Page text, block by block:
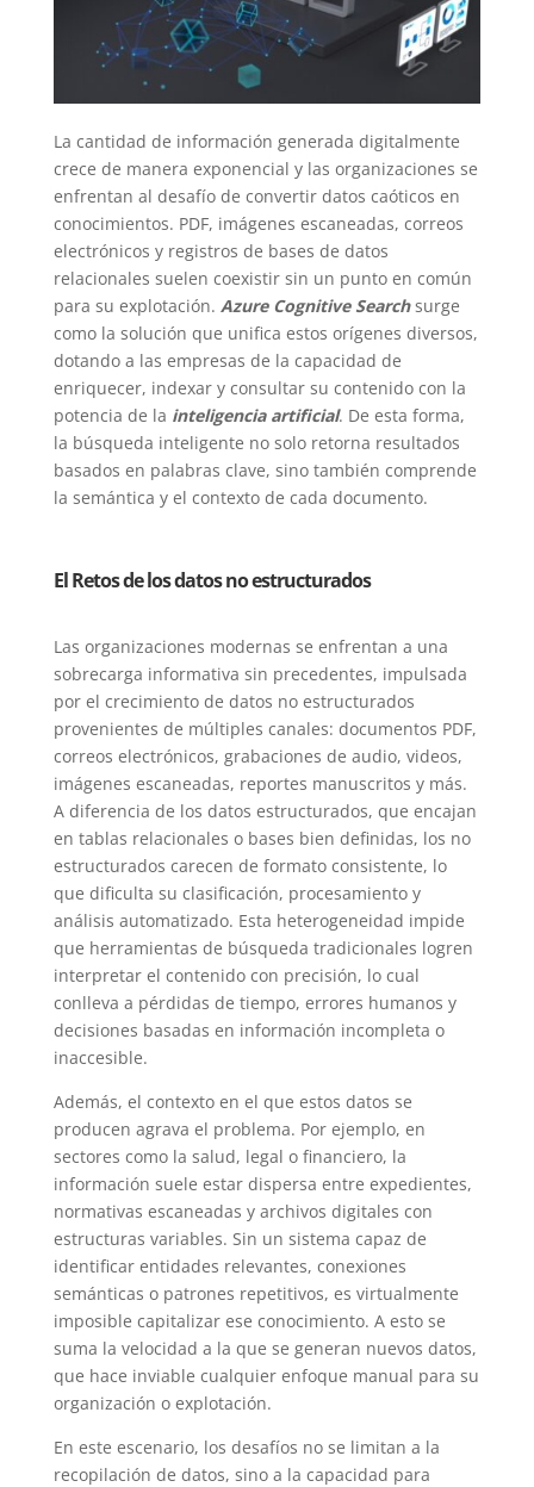
La cantidad de información generada digitalmente
crece de manera exponencial y las organizaciones se
enfrentan al desafío de convertir datos caóticos en
conocimientos. PDF, imágenes escaneadas, correos
electrónicos y registros de bases de datos
relacionales suelen coexistir sin un punto en común
para su explotación. Azure Cognitive Searchsurge
como la solución que unifica estos orígenes diversos,
dotando a las empresas de la capacidad de
enriquecer, indexar y consultar su contenido con la
potencia de la inteligencia artificial. De esta forma,
la búsqueda inteligente no solo retorna resultados
basados en palabras clave, sino también comprende
la semántica y el contexto de cada documento.
El Retos de los datos no estructurados
Las organizaciones modernas se enfrentan a una
sobrecarga informativa sin precedentes, impulsada
por el crecimiento de datos no estructurados
provenientes de múltiples canales: documentos PDF,
correos electrónicos, grabaciones de audio, videos,
imágenes escaneadas, reportes manuscritos y más.
A diferencia de los datos estructurados, que encajan
en tablas relacionales o bases bien definidas, los no
estructurados carecen de formato consistente, lo
que dificulta su clasificación, procesamiento y
análisis automatizado. Esta heterogeneidad impide
que herramientas de búsqueda tradicionales logren
interpretar el contenido con precisión, lo cual
conlleva a pérdidas de tiempo, errores humanos y
decisiones basadas en información incompleta o
inaccesible.
Además, el contexto en el que estos datos se
producen agrava el problema. Por ejemplo, en
sectores como la salud, legal o financiero, la
información suele estar dispersa entre expedientes,
normativas escaneadas y archivos digitales con
estructuras variables. Sin un sistema capaz de
identificar entidades relevantes, conexiones
semánticas o patrones repetitivos, es virtualmente
imposible capitalizar ese conocimiento. A esto se
suma la velocidad a la que se generan nuevos datos,
que hace inviable cualquier enfoque manual para su
organización o explotación.
En este escenario, los desafíos no se limitan a la
recopilación de datos, sino a la capacidad para